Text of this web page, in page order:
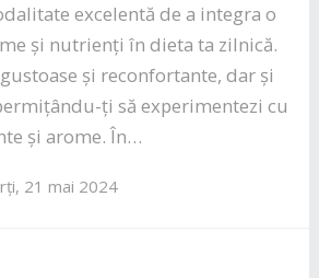
excelentă de a integra o
și nutrienți în dieta ta zilnică.
și reconfortante, dar și
ți să experimentezi cu
și arome. În…
21 mai 2024